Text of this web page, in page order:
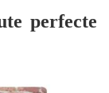
perfecte